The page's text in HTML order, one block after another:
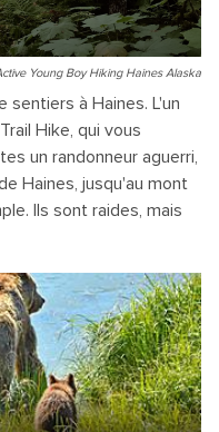
Young Boy Hiking Haines Alaska
à Haines. L'un
Hike, qui vous
un randonneur aguerri,
Haines, jusqu'au mont
Ils sont raides, mais